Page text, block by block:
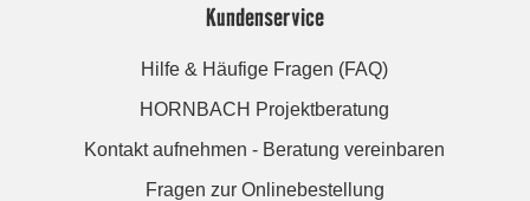
Kundenservice
Hilfe & Häufige Fragen (FAQ)
HORNBACH Projektberatung
Kontakt aufnehmen - Beratung vereinbaren
Fragen zur Onlinebestellung